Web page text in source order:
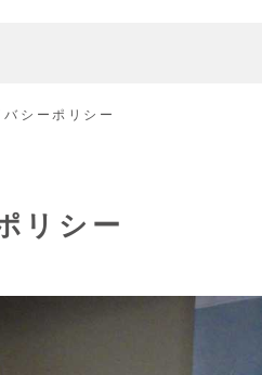
バシーポリシー
リシー